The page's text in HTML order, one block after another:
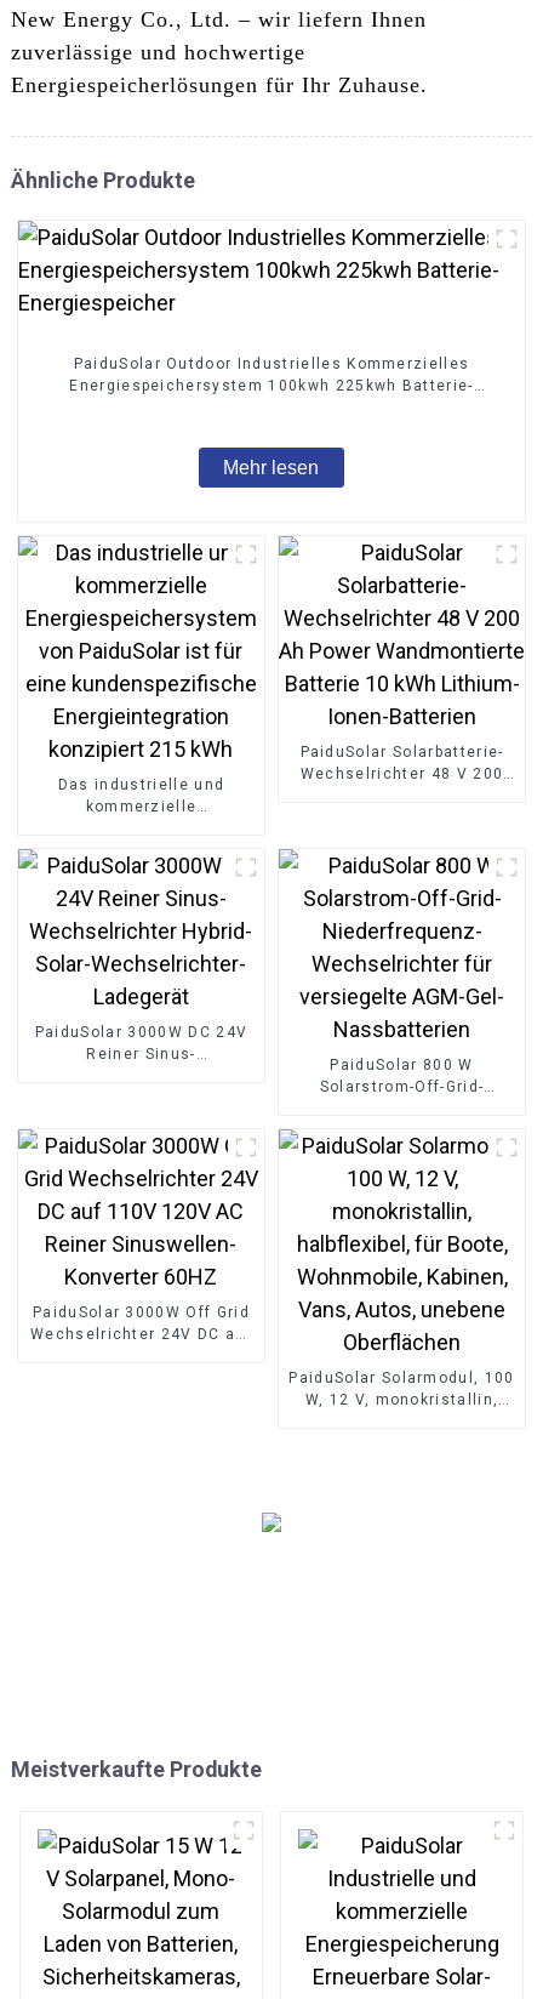
New Energy Co., Ltd. – wir liefern Ihnen
zuverlässige und hochwertige
Energiespeicherlösungen für Ihr Zuhause.
Ähnliche Produkte
PaiduSolar Outdoor Industrielles Kommerzielles
Energiespeichersystem 100kwh 225kwh Batterie-
Mehr lesen
Das industrielle und
kommerzielle
kundenspezifische
Energieintegration
PaiduSolar Solarbatterie-
Wechselrichter 48 V 200
PaiduSolar 3000W DC 24V
Reiner Sinus-
PaiduSolar 800 W
Solarstrom-Off-Grid-
versiegelte AGM-Gel-
Nassbatterien
PaiduSolar 3000W Off Grid
Wechselrichter 24V DC auf
PaiduSolar Solarmodul, 100
W, 12 V, monokristallin,
Meistverkaufte Produkte